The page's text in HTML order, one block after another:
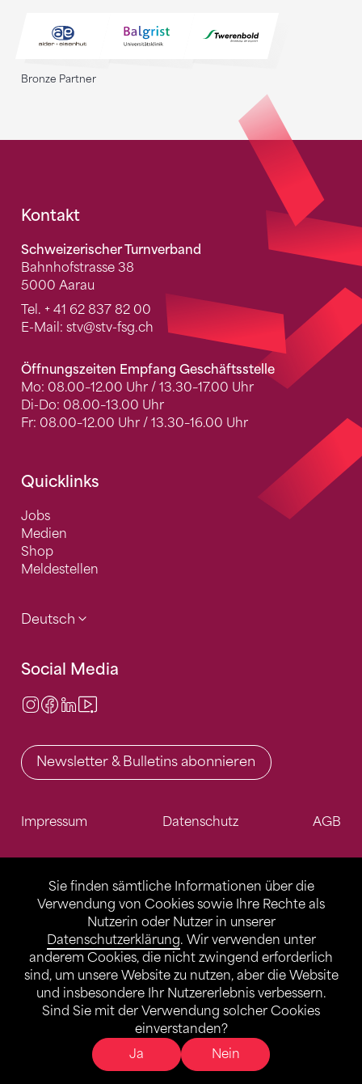
Sie finden sämtliche Informationen über die
Verwendung von Cookies sowie Ihre Rechte als
Nutzerin oder Nutzer in unserer
Datenschutzerklärung. Wir verwenden unter
anderem Cookies, die nicht zwingend erforderlich
sind, um unsere Website zu nutzen, aber die Website
und insbesondere Ihr Nutzererlebnis verbessern.
Sind Sie mit der Verwendung solcher Cookies
einverstanden?
Ja
Nein
Bronze Partner
Fusszeile
Kontakt
Schweizerischer Turnverband
Bahnhofstrasse 38
5000 Aarau
Tel. + 41 62 837 82 00
E-Mail: stv@stv-fsg.ch
Öffnungszeiten Empfang Geschäftsstelle
Mo: 08.00–12.00 Uhr / 13.30–17.00 Uhr
Di-Do: 08.00–13.00 Uhr
Fr: 08.00–12.00 Uhr / 13.30–16.00 Uhr
Quicklinks
Jobs
Medien
Shop
Meldestellen
Deutsch
Social Media
Instagram
Facebook
LinkedIn
Newsletter & Bulletins abonnieren
Impressum Datenschutz AGB